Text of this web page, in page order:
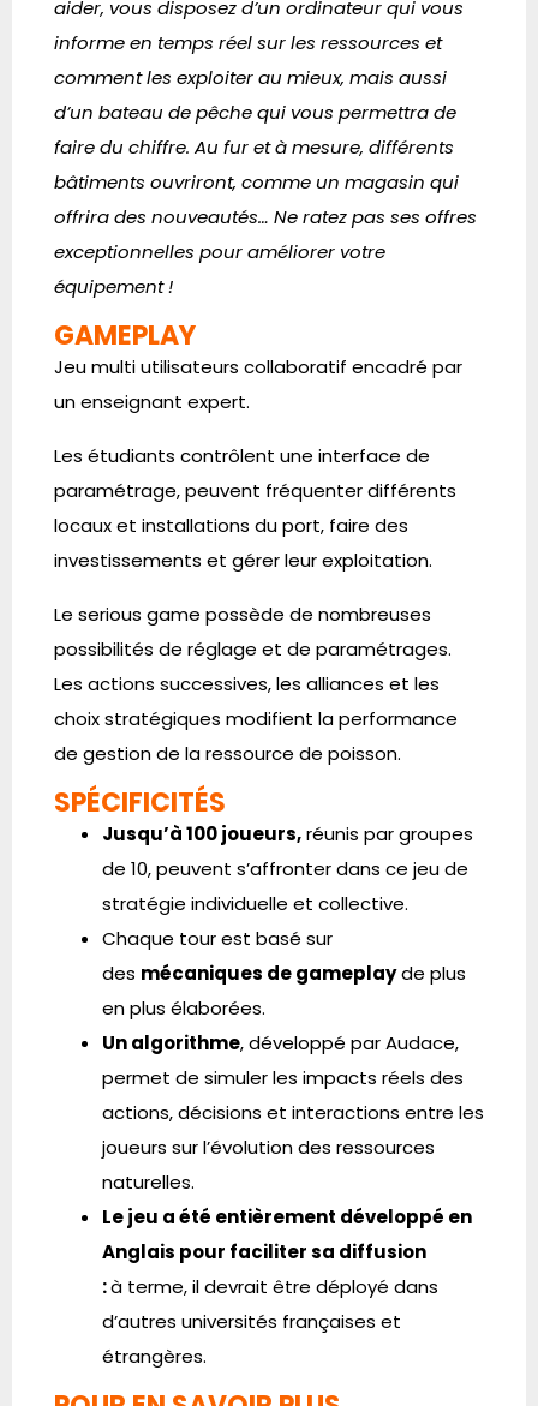
aider, vous disposez d’un ordinateur qui vous
informe en temps réel sur les ressources et
comment les exploiter au mieux, mais aussi
d’un bateau de pêche qui vous permettra de
faire du chiffre. Au fur et à mesure, différents
bâtiments ouvriront, comme un magasin qui
offrira des nouveautés… Ne ratez pas ses offres
exceptionnelles pour améliorer votre
équipement !
GAMEPLAY
Jeu multi utilisateurs collaboratif encadré par
un enseignant expert.
Les étudiants contrôlent une interface de
paramétrage, peuvent fréquenter différents
locaux et installations du port, faire des
investissements et gérer leur exploitation.
Le serious game possède de nombreuses
possibilités de réglage et de paramétrages.
Les actions successives, les alliances et les
choix stratégiques modifient la performance
de gestion de la ressource de poisson.
SPÉCIFICITÉS
Jusqu’à 100 joueurs,réunis par groupes
de 10, peuvent s’affronter dans ce jeu de
stratégie individuelle et collective.
Chaque tour est basé sur
des mécaniques de gameplayde plus
en plus élaborées.
Un algorithme, développé par Audace,
permet de simuler les impacts réels des
actions, décisions et interactions entre les
joueurs sur l’évolution des ressources
naturelles.
Le jeu a été entièrement développé en
Anglais pour faciliter sa diffusion
:à terme, il devrait être déployé dans
d’autres universités françaises et
étrangères.